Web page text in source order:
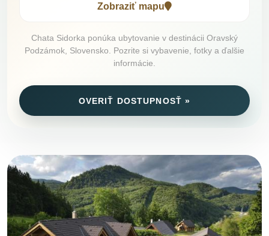
Zobraziť mapu
Chata Sidorka ponúka ubytovanie v destinácii Oravský
Podzámok, Slovensko. Pozrite si vybavenie, fotky a ďalšie
informácie.
OVERIŤ DOSTUPNOSŤ »